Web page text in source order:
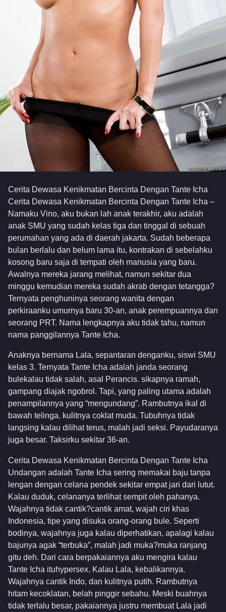
Cerita Dewasa Kenikmatan Bercinta Dengan Tante Icha
Cerita Dewasa Kenikmatan Bercinta Dengan Tante Icha –
Namaku Vino, aku bukan lah anak terakhir, aku adalah
anak SMU yang sudah kelas tiga dan tinggal di sebuah
perumahan yang ada di daerah jakarta. Sudah beberapa
bulan berlalu dan belum lama itu, kontrakan di sebelahku
kosong baru saja di tempati oleh manusia yang baru.
Awalnya mereka jarang melihat, namun sekitar dua
minggu kemudian mereka sudah akrab dengan tetangga?
Ternyata penghuninya seorang wanita dengan
perkiraanku umurnya baru 30-an, anak perempuannya dan
seorang PRT. Nama lengkapnya aku tidak tahu, namun
nama panggilannya Tante Icha.
Anaknya bernama Lala, sepantaran denganku, siswi SMU
kelas 3. Ternyata Tante Icha adalah janda seorang
bulekalau tidak salah, asal Perancis. sikapnya ramah,
gampang diajak ngobrol. Tapi, yang paling utama adalah
penampilannya yang “mengundang”. Rambutnya ikal di
bawah telinga. kulitnya coklat muda. Tubuhnya tidak
langsing kalau dilihat terus, malah jadi seksi. Payudaranya
juga besar. Taksirku sekitar 36-an.
Cerita Dewasa Kenikmatan Bercinta Dengan Tante Icha
Undangan adalah Tante Icha sering memakai baju tanpa
lengan dengan celana pendek sekitar empat jari dari lutut.
Kalau duduk, celananya terlihat sempit oleh pahanya.
Wajahnya tidak cantik?cantik amat, wajah ciri khas
Indonesia, tipe yang disuka orang-orang bule. Seperti
bodinya, wajahnya juga kalau diperhatikan, apalagi kalau
bajunya agak “terbuka”, malah jadi muka?muka ranjang
gitu deh. Dari cara berpakaiannya aku mengira kalau
Tante Icha ituhypersex. Kalau Lala, kebalikannya.
Wajahnya cantik Indo, dan kulitnya putih. Rambutnya
hitam kecoklatan, belah pinggir sebahu. Meski buahnya
tidak terlalu besar, pakaiannya justru membuat Lala jadi